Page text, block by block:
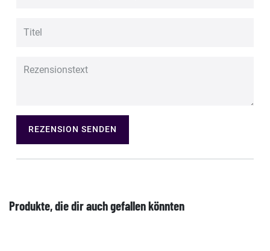
REZENSION SENDEN
Produkte, die dir auch gefallen könnten